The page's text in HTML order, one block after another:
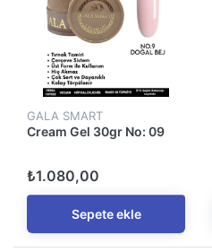
GALA SMART
Cream Gel 30gr No: 09
₺1.080,00
Sepete ekle